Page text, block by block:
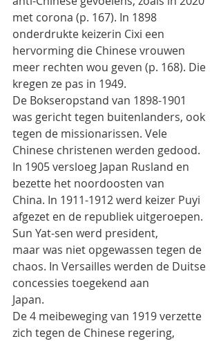
met corona (p. 167). In 1898
onderdrukte keizerin Cixi een
hervorming die Chinese vrouwen
meer rechten wou geven (p. 168). Die
kregen ze pas in 1949.
De Bokseropstand van 1898-1901
was gericht tegen buitenlanders, ook
tegen de missionarissen. Vele
Chinese christenen werden gedood.
In 1905 versloeg Japan Rusland en
bezette het noordoosten van
China. In 1911-1912 werd keizer Puyi
afgezet en de republiek uitgeroepen.
Sun Yat-sen werd president,
maar was niet opgewassen tegen de
chaos. In Versailles werden de Duitse
concessies toegekend aan
Japan.
De 4 meibeweging van 1919 verzette
zich tegen de Chinese regering,